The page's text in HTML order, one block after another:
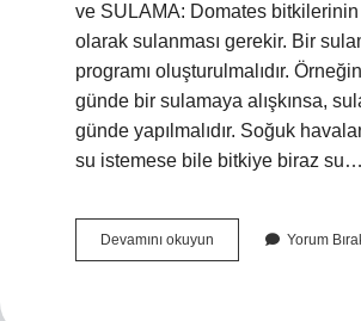
ve SULAMA: Domates
olarak sulanması gerekir. Bir
programı oluşturulmalıdır.
günde bir sulamaya alışkınsa,
günde yapılmalıdır. Soğuk
su istemese bile bitkiye biraz su…
Devamını okuyun
Ekilen
Yorum